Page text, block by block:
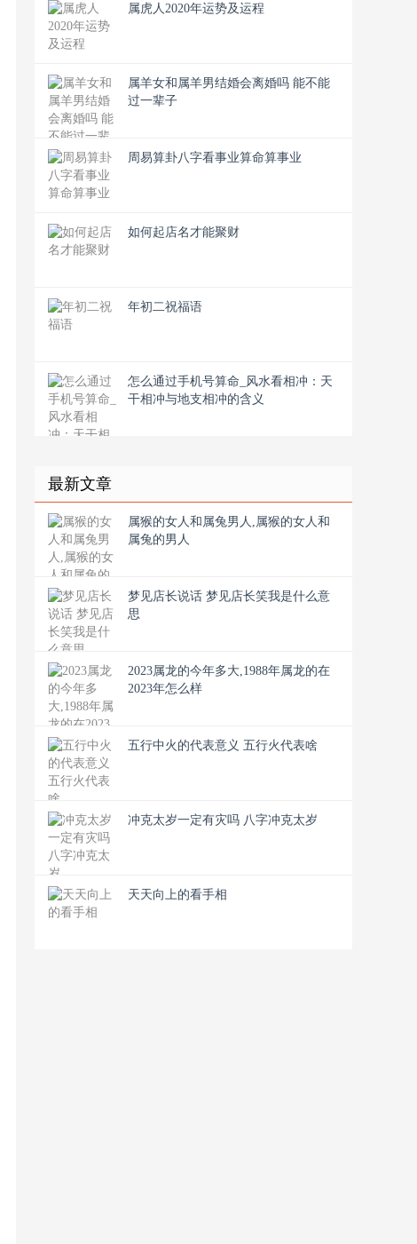
属虎人2020年运势及运程
属羊女和属羊男结婚会离婚吗 能不能
过一辈子
周易算卦八字看事业算命算事业
如何起店名才能聚财
年初二祝福语
怎么通过手机号算命_风水看相冲：天
干相冲与地支相冲的含义
最新文章
属猴的女人和属兔男人,属猴的女人和
属兔的男人
梦见店长说话 梦见店长笑我是什么意
思
2023属龙的今年多大,1988年属龙的在
2023年怎么样
五行中火的代表意义 五行火代表啥
冲克太岁一定有灾吗 八字冲克太岁
天天向上的看手相